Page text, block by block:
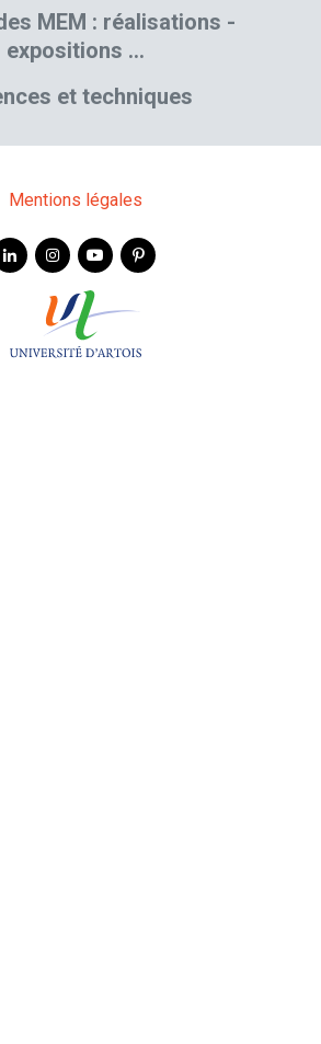
MEM : réalisations -
expositions …
et techniques
Mentions légales